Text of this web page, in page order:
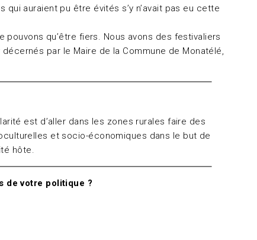
auraient pu être évités s’y n’avait pas eu cette
qu’être fiers. Nous avons des festivaliers
par le Maire de la Commune de Monatélé,
est d’aller dans les zones rurales faire des
et socio-économiques dans le but de
hôte.
de votre politique ?